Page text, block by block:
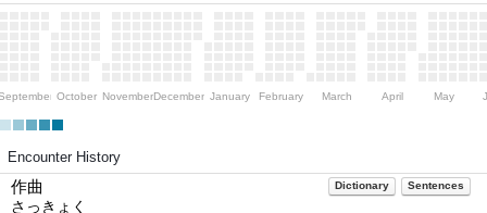
October NovemberDecember January February March April May
Encounter History
Dictionary Sentences
作曲
さっきょく